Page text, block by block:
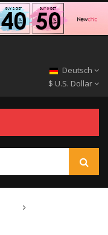
Deutsch
$ U.S. Dollar